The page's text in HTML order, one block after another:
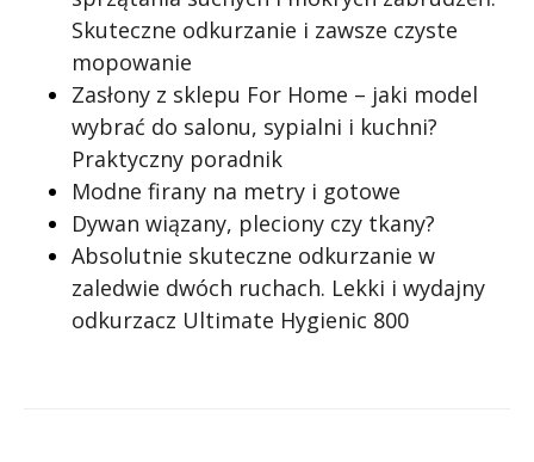
Skuteczne odkurzanie i zawsze czyste
mopowanie
Zasłony z sklepu For Home – jaki model
wybrać do salonu, sypialni i kuchni?
Praktyczny poradnik
Modne firany na metry i gotowe
Dywan wiązany, pleciony czy tkany?
Absolutnie skuteczne odkurzanie w
zaledwie dwóch ruchach. Lekki i wydajny
odkurzacz Ultimate Hygienic 800